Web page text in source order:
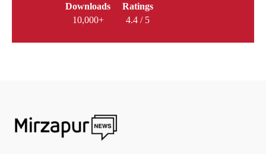
Downloads
10,000+
Ratings
4.4 / 5